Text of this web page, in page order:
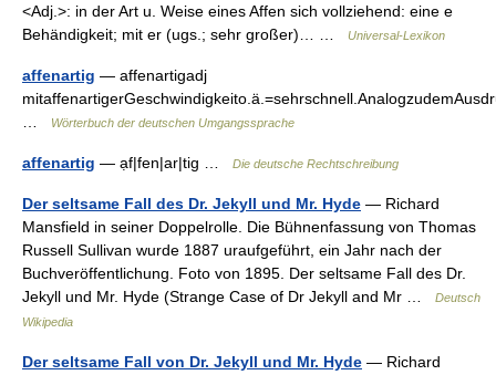
<Adj.>: in der Art u. Weise eines Affen sich vollziehend: eine e
Behändigkeit; mit er (ugs.; sehr großer)… …
Universal-Lexikon
affenartig — affenartigadj
Wörterbuch der deutschen Umgangssprache
affenartig — ạf|fen|ar|tig … Die deutsche Rechtschreibung
Der seltsame Fall des Dr. Jekyll und Mr. Hyde — Richard
Mansfield in seiner Doppelrolle. Die Bühnenfassung von Thomas
Russell Sullivan wurde 1887 uraufgeführt, ein Jahr nach der
Buchveröffentlichung. Foto von 1895. Der seltsame Fall des Dr.
Jekyll und Mr. Hyde (Strange Case of Dr Jekyll and Mr …
Deutsch
Wikipedia
Der seltsame Fall von Dr. Jekyll und Mr. Hyde — Richard